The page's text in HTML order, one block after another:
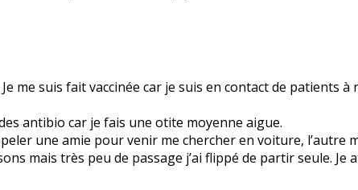
me suis fait vaccinée car je suis en contact de patients à
antibio car je fais une otite moyenne aigue.
une amie pour venir me chercher en voiture, l’autre
mais très peu de passage j’ai flippé de partir seule. Je